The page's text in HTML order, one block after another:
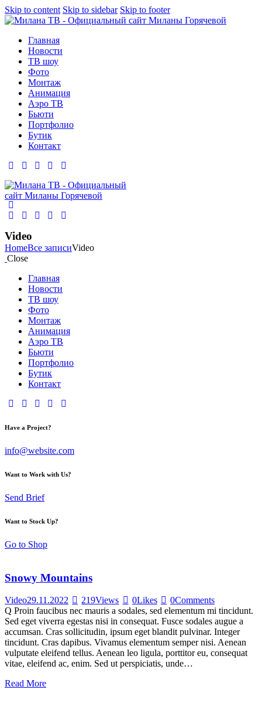
Skip to content Skip to sidebar Skip to footer
Главная
Новости
ТВ шоу
Фото
Монтаж
Анимация
Аэро ТВ
Бьюти
Портфолио
Бутик
Контакт
Video
HomeВсе записиVideo
Close
Главная
Новости
ТВ шоу
Фото
Монтаж
Анимация
Аэро ТВ
Бьюти
Портфолио
Бутик
Контакт
Have a Project?
info@website.com
Want to Work with Us?
Send Brief
Want to Stock Up?
Go to Shop
Snowy Mountains
Video29.11.2022 219Views 0Likes 0Comments
Q Proin faucibus nec mauris a sodales, sed elementum mi tincidunt.
Sed eget viverra egestas nisi in consequat. Fusce sodales augue a
accumsan. Cras sollicitudin, ipsum eget blandit pulvinar. Integer
tincidunt. Cras dapibus. Vivamus elementum semper nisi. Aenean
vulputate eleifend tellus. Aenean leo ligula, porttitor eu, consequat
vitae, eleifend ac, enim. Sed ut perspiciatis, unde…
Read More